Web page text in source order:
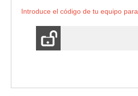
Introduce el código de tu equipo